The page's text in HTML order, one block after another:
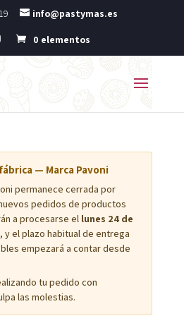
info@pastymas.es
0 elementos
— Marca Pavoni
permanece cerrada por
pedidos de productos
a procesarse el lunes 24 de
, y el plazo habitual de entrega
empezará a contar desde
tu pedido con
las molestias.